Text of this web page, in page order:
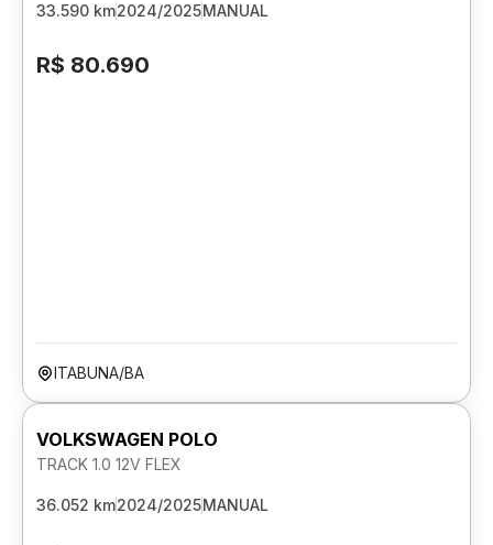
33.590 km2024/2025MANUAL
R$ 80.690
ITABUNA/BA
VOLKSWAGEN POLO
TRACK 1.0 12V FLEX
36.052 km2024/2025MANUAL